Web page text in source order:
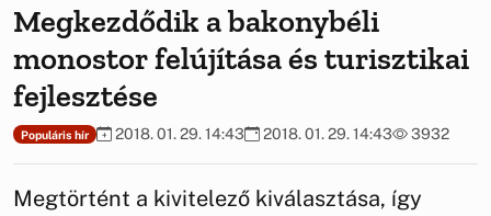
Megkezdődik a bakonybéli
monostor felújítása és turisztikai
fejlesztése
Populáris hír 2018. 01. 29. 14:43 2018. 01. 29. 14:43 3932
Megtörtént a kivitelező kiválasztása, így